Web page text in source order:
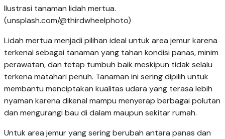
Ilustrasi tanaman lidah mertua.
(unsplash.com/@thirdwheelphoto)
Lidah mertua menjadi pilihan ideal untuk area jemur karena
terkenal sebagai tanaman yang tahan kondisi panas, minim
perawatan, dan tetap tumbuh baik meskipun tidak selalu
terkena matahari penuh. Tanaman ini sering dipilih untuk
membantu menciptakan kualitas udara yang terasa lebih
nyaman karena dikenal mampu menyerap berbagai polutan
dan mengurangi bau di dalam maupun sekitar rumah.
Untuk area jemur yang sering berubah antara panas dan